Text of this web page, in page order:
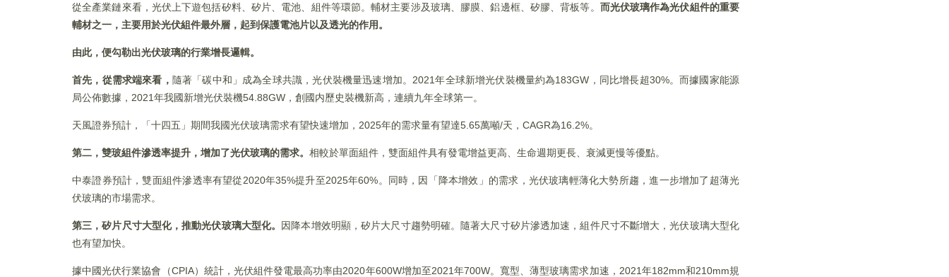
從全產業鏈來看，光伏上下遊包括矽料、矽片、電池、組件等環節。輔材主要涉及玻璃、膠膜、鋁邊框、矽膠、背板等。 而光伏玻璃作為光伏組件的重要
輔材之一，主要用於光伏組件最外層，起到保護電池片以及透光的作用。
由此，便勾勒出光伏玻璃的行業增長邏輯。
首先，從需求端來看， 隨著「碳中和」成為全球共識，光伏裝機量迅速增加。2021年全球新增光伏裝機量約為183GW，同比增長超30%。而據國家能源
局公佈數據，2021年我國新增光伏裝機54.88GW，創國内歷史裝機新高，連續九年全球第一。
天風證券預計，「十四五」期間我國光伏玻璃需求有望快速增加，2025年的需求量有望達5.65萬噸/天，CAGR為16.2%。
第二，雙玻組件滲透率提升，增加了光伏玻璃的需求。 相較於單面組件，雙面組件具有發電增益更高、生命週期更長、衰減更慢等優點。
中泰證券預計，雙面組件滲透率有望從2020年35%提升至2025年60%。同時，因「降本增效」的需求，光伏玻璃輕薄化大勢所趨，進一步增加了超薄光
伏玻璃的市場需求。
第三，矽片尺寸大型化，推動光伏玻璃大型化。 因降本增效明顯，矽片大尺寸趨勢明確。隨著大尺寸矽片滲透加速，組件尺寸不斷增大，光伏玻璃大型化
也有望加快。
據中國光伏行業協會（CPIA）統計，光伏組件發電最高功率由2020年600W增加至2021年700W。寬型、薄型玻璃需求加速，2021年182mm和210mm規